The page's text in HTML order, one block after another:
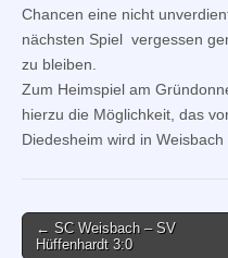
Chancen eine nicht
nächsten Spiel vergessen
zu bleiben.
Zum Heimspiel am
hierzu die Möglichkeit, das
Diedesheim wird in
Post
← SC Weisbach – SV
Hüffenhardt 3:0